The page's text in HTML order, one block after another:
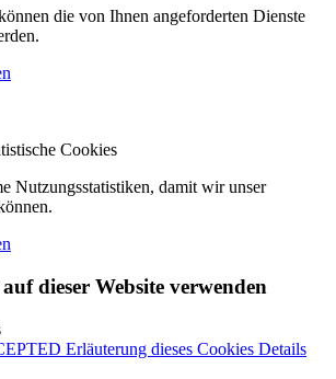
die von Ihnen angeforderten Dienste
Cookies
Nutzungsstatistiken, damit wir unser
dieser Website verwenden
Erläuterung dieses Cookies Details